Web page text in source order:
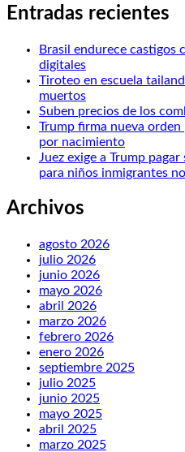
Entradas recientes
Brasil endurece castigos
digitales
Tiroteo en escuela
muertos
Suben precios de los
Trump firma nueva
por nacimiento
Juez exige a Trump
para niños inmigrantes
Archivos
agosto 2026
julio 2026
junio 2026
mayo 2026
abril 2026
marzo 2026
febrero 2026
enero 2026
septiembre 2025
julio 2025
junio 2025
mayo 2025
abril 2025
marzo 2025